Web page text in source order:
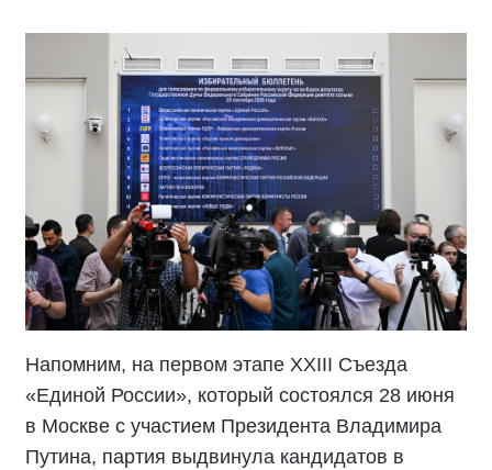
Напомним, на первом этапе XXIII Съезда
«Единой России», который состоялся 28 июня
в Москве с участием Президента Владимира
Путина, партия выдвинула кандидатов в